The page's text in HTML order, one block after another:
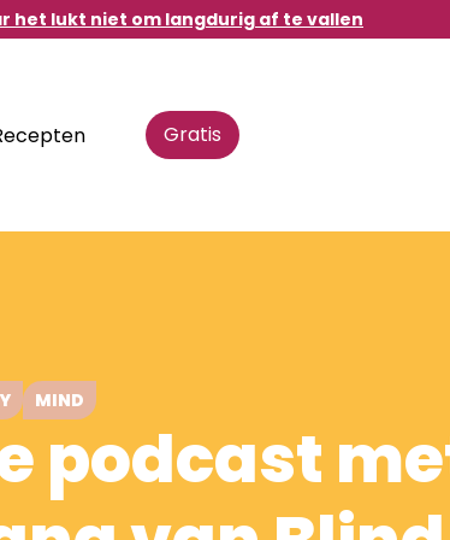
het lukt niet om langdurig af te vallen
Gratis
MIND
podcast